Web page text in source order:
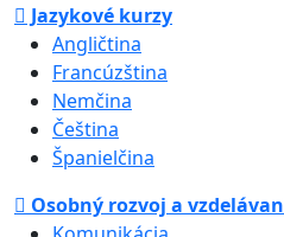
Jazykové kurzy
Angličtina
Francúzština
Nemčina
Čeština
Španielčina
Osobný rozvoj a